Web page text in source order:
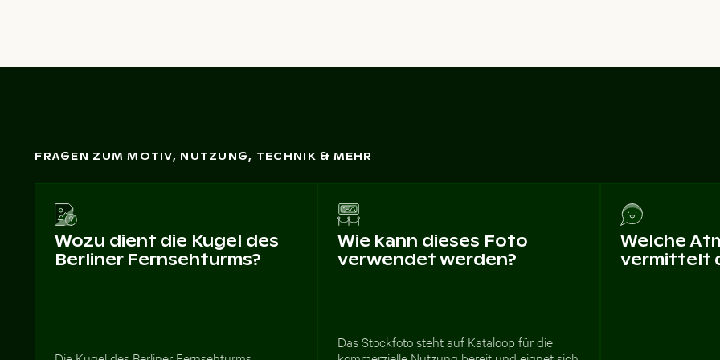
FRAGEN ZUM MOTIV, NUTZUNG, TECHNIK & MEHR
Wozu dient die Kugel des
Berliner Fernsehturms?
Wie kann dieses Foto
verwendet werden?
Das Stockfoto steht auf Kataloop für die
Welche
vermittelt